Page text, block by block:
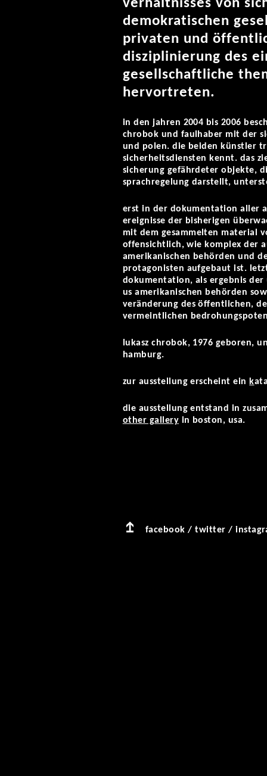
verhältnisses von
demokratischen
privaten und
disziplinierung des
gesellschaftliche
hervortreten.
in den jahren 2004 bis 2006
chrobok und faulhaber mit der
und polen. die beiden künstler
sicherheitsdiensten kennt. das
sicherung gefährdeter objekte,
sprachregelung darstellt,
erst in der dokumentation aller
ereignisse der bisherigen
mit dem gesammelten material
offensichtlich, wie komplex der
amerikanischen behörden und
protagonisten aufgebaut ist.
dokumentation, als ergebnis
us amerikanischen behörden
veränderung des öffentlichen,
vermeintlichen
lukasz chrobok, 1976 geboren,
hamburg.
zur ausstellung erscheint ein k
die ausstellung entstand in
other gallery in boston, usa.
facebook /twitter /